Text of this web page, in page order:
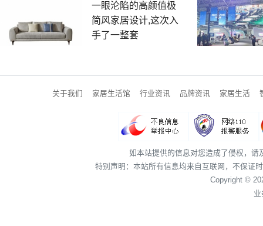
一眼沦陷的高颜值极
简风家居设计,这次入
手了一整套
关于我们 家居生活馆 行业资讯 品牌资讯 家居生活
如本站提供的信息对您造成了侵权，
特别声明：本站所有信息均来自互联网，不保证
Copyright ©